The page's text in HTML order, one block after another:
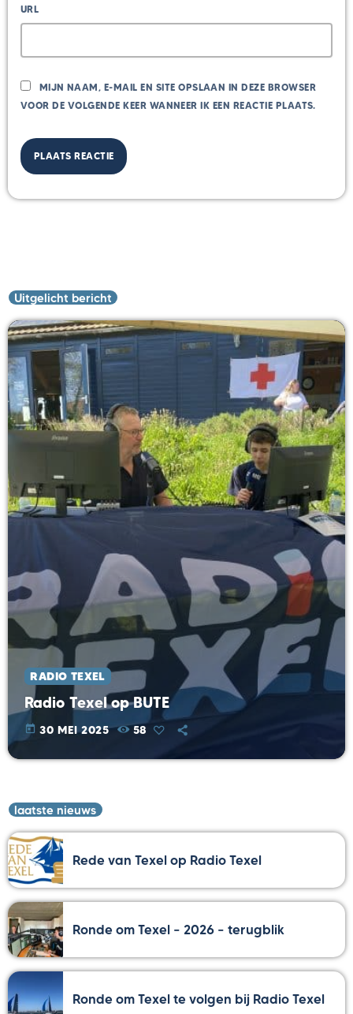
URL
MIJN NAAM, E-MAIL EN SITE OPSLAAN IN DEZE BROWSER
VOOR DE VOLGENDE KEER WANNEER IK EEN REACTIE PLAATS.
Uitgelicht bericht
RADIO TEXEL
Radio Texel op BUTE
today 30 MEI 2025 58
laatste nieuws
Rede van Texel op Radio Texel
Ronde om Texel – 2026 – terugblik
Ronde om Texel te volgen bij Radio Texel